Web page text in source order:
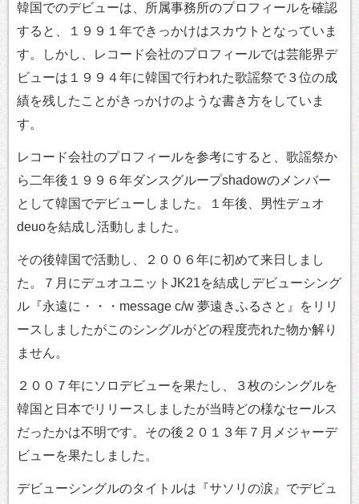
韓国でのデビューは、所属事務所のプロフィールを確認
すると、１９９１年できっかけはスカウトとなっていま
す。しかし、レコード会社のプロフィールでは芸能界デ
ビューは１９９４年に韓国で行われた歌謡祭で３位の成
績を残したことがきっかけのような書き方をしていま
す。
レコード会社のプロフィールを参考にすると、歌謡祭か
ら二年後１９９６年ダンスグループshadowのメンバー
として韓国でデビューしました。１年後、男性デュオ
deuoを結成し活動しました。
その後韓国で活動し、２００６年に初めて来日しまし
た。７月にデュオユニットJK21を結成しデビューシング
ル『永遠に・・・message c/w 夢遠きふるさと』をリリ
ースしましたがこのシングルがどの程度売れた物か解り
ません。
２００７年にソロデビューを果たし、３枚のシングルを
韓国と日本でリリースしましたが当時どの様なセールス
だったかは不明です。その後２０１３年７月メジャーデ
ビューを果たしました。
デビューシングルのタイトルは『サソリの涙』でデビュ